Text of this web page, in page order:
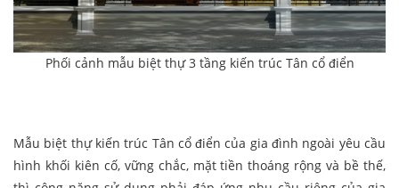
Phối cảnh mẫu biệt thự 3 tầng kiến trúc Tân cổ điển
Mẫu biệt thự kiến trúc Tân cổ điển của gia đình ngoài yêu cầu
hình khối kiên cố, vững chắc, mặt tiền thoáng rộng và bề thế,